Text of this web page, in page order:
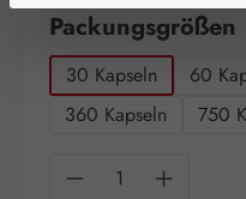
Packungsgrößen
30 Kapseln 60
360 Kapseln
750
Produkt